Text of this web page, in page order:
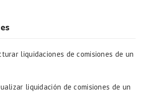
liquidaciones de comisiones de un
liquidación de comisiones de un